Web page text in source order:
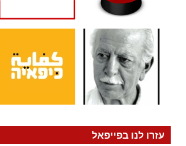
עזרו לנו בפייפאל